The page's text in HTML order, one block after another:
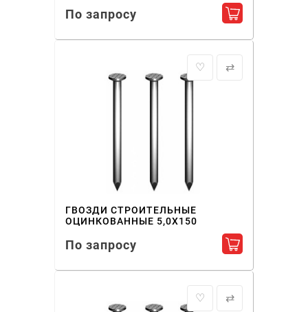
По запросу Добавить в
♡ ⇄
ГВОЗДИ СТРОИТЕЛЬНЫЕ
ОЦИНКОВАННЫЕ 5,0X150
По запросу Добавить в
♡ ⇄